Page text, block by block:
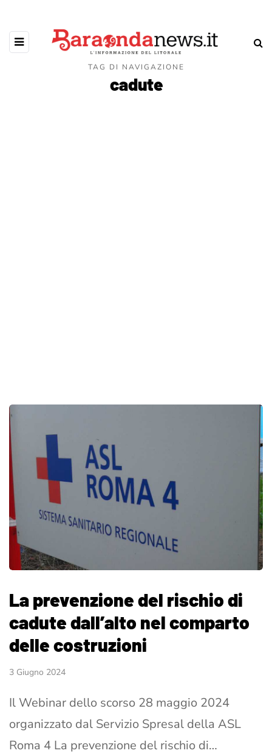
TAG DI NAVIGAZIONE
cadute
La prevenzione del rischio di
cadute dall’alto nel comparto
delle costruzioni
3 Giugno 2024
Il Webinar dello scorso 28 maggio 2024
organizzato dal Servizio Spresal della ASL
Roma 4 La prevenzione del rischio di…